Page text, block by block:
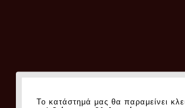
Το κατάστημά μας θα παραμείνει